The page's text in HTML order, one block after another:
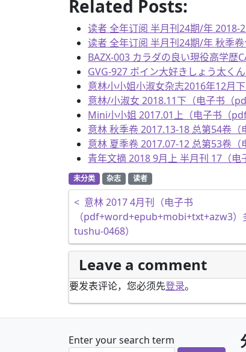
Related Posts:
读者 全年订阅 半月刊24期/年
读者 全年订阅 半月刊24期/年 秋季
BAZX-003 カラダの良い現役高学歴
GVG-927 ボイン大好きしょう太く
意林小小姐小淑女杂志2016年12月
意林/小淑女 2018.11下（电子书（
Mini小小姐 2017.01上（电子书（
意林 秋季卷 2017.13-18 总第54卷
意林 夏季卷 2017.07-12 总第53卷
青年文摘 2018 9月上 半月刊 17（
未分类 杂志 读者
文章导航
< 意林 2017 4月刊（电子书
（pdf+word+epub+mobi+txt+azw3）
tushu-0468）
Leave a comment
要发表评论，您必须先登录。
Enter your search term